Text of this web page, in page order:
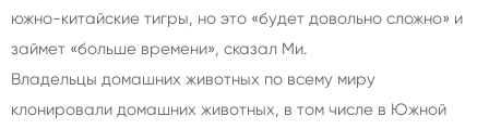
южно-китайские тигры, но это «будет довольно сложно» и
займет «больше времени», сказал Ми.
Владельцы домашних животных по всему миру
клонировали домашних животных, в том числе в Южной